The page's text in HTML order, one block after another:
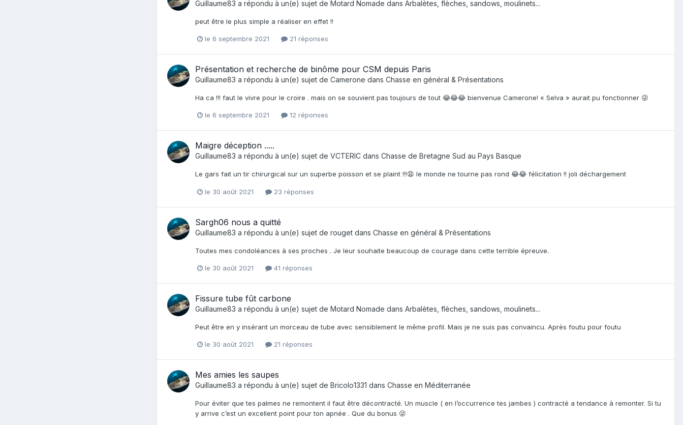
Guillaume83 a répondu à un(e) sujet de Motard Nomade dans Arbalètes, flèches, sandows, moulinets...
peut être le plus simple a réaliser en effet !!
le 6 septembre 2021 21 réponses
Présentation et recherche de binôme pour CSM depuis Paris
Guillaume83 a répondu à un(e) sujet de Camerone dans Chasse en général & Présentations
Ha ca !!! faut le vivre pour le croire . mais on se souvient pas toujours de tout 😂😂😂 bienvenue Camerone! « Selva » aurait pu fonctionner 😜
le 6 septembre 2021 12 réponses
Maigre déception .....
Guillaume83 a répondu à un(e) sujet de VCTERIC dans Chasse de Bretagne Sud au Pays Basque
Le gars fait un tir chirurgical sur un superbe poisson et se plaint !!!😩 le monde ne tourne pas rond 😂😂 félicitation !! joli déchargement
le 30 août 2021 23 réponses
Sargh06 nous a quitté
Guillaume83 a répondu à un(e) sujet de rouget dans Chasse en général & Présentations
Toutes mes condoléances à ses proches . Je leur souhaite beaucoup de courage dans cette terrible épreuve.
le 30 août 2021 41 réponses
Fissure tube fût carbone
Guillaume83 a répondu à un(e) sujet de Motard Nomade dans Arbalètes, flèches, sandows, moulinets...
Peut être en y insérant un morceau de tube avec sensiblement le même profil. Mais je ne suis pas convaincu. Après foutu pour foutu
le 30 août 2021 21 réponses
Mes amies les saupes
Guillaume83 a répondu à un(e) sujet de Bricolo1331 dans Chasse en Méditerranée
Pour éviter que tes palmes ne remontent il faut être décontracté. Un muscle ( en l’occurrence tes jambes ) contracté a tendance à remonter. Si tu
y arrive c’est un excellent point pour ton apnée . Que du bonus 😜